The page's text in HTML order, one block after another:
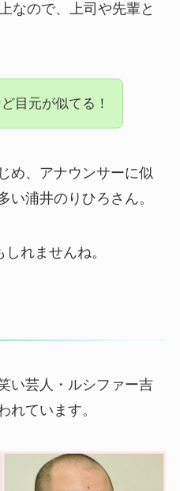
なので、上司や先輩と
目元が似てる！
め、アナウンサーに似
い浦井のりひろさん。
れませんね。
い芸人・ルシファー吉
れています。